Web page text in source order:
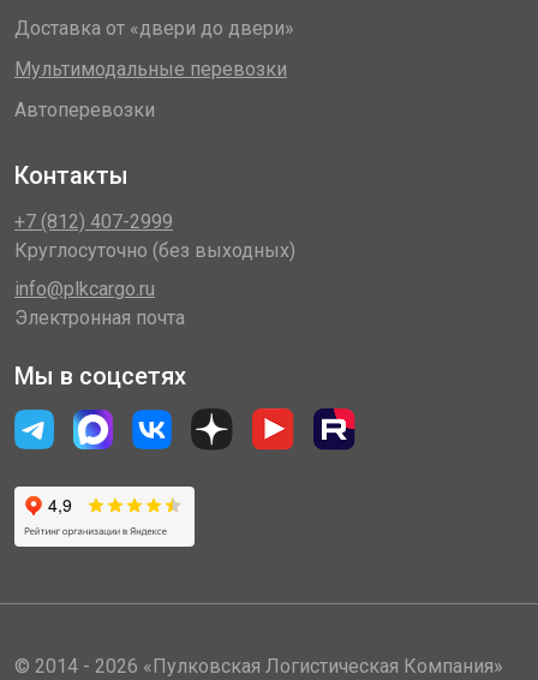
Доставка от «двери до двери»
Мультимодальные перевозки
Автоперевозки
Контакты
+7 (812) 407-2999
Круглосуточно (без выходных)
info@plkcargo.ru
Электронная почта
Мы в соцсетях
© 2014 - 2026 «Пулковская Логистическая Компания»